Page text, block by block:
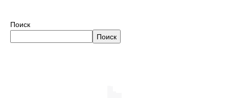
Поиск
Поиск